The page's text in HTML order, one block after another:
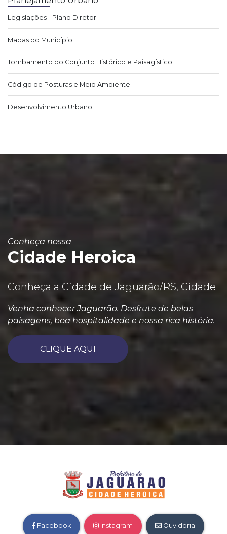
Legislações - Plano Diretor
Mapas do Município
Tombamento do Conjunto Histórico e Paisagístico
Código de Posturas e Meio Ambiente
Desenvolvimento Urbano
Conheça nossa
Cidade Heroica
Conheça a Cidade de Jaguarão/RS, Cidade
Venha conhecer Jaguarão. Desfrute de belas
paisagens, boa hospitalidade e nossa rica história.
CLIQUE AQUI
Facebook Instagram Ouvidoria